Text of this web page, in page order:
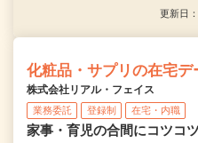
更新日
化粧品・サプリの在宅デ
株式会社リアル・フェイス
業務委託 登録制 在宅・内職
家事・育児の合間にコツコ